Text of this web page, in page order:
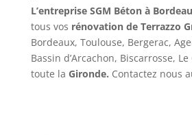
L’entreprise SGM Béton à
tous vos rénovation de Terrazzo
Bordeaux, Toulouse, Bergerac,
Bassin d’Arcachon, Biscarrosse,
toute la Gironde. Contactez nous